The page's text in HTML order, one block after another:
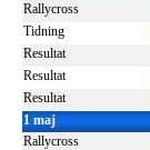
Rallycross
Tidning
Resultat
Resultat
Resultat
1 maj
Rallycross